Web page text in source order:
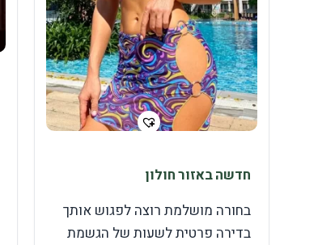
חדשה באזור חולון
בחורה מושלמת רוצה לפגוש אותך
בדירה פרטית לשעות של הגשמת